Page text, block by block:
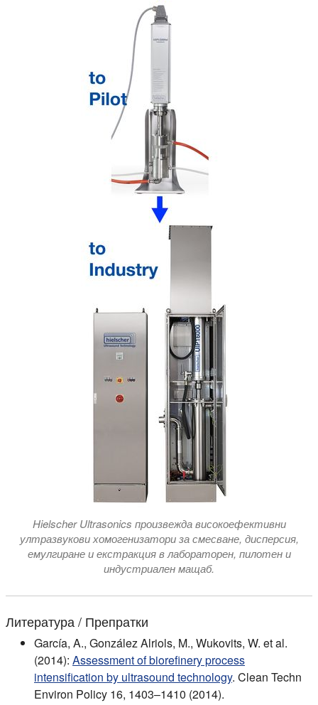
Hielscher Ultrasonics произвежда високоефективни
ултразвукови хомогенизатори за смесване, дисперсия,
емулгиране и екстракция в лабораторен, пилотен и
индустриален мащаб.
Литература / Препратки
García, A., González Alriols, M., Wukovits, W. et al.
(2014): Assessment of biorefinery process
intensification by ultrasound technology. Clean Techn
Environ Policy 16, 1403–1410 (2014).